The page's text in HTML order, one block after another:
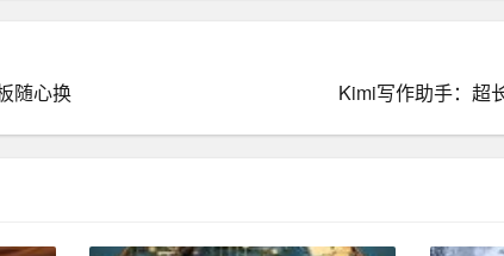
势
户可以快速找到写作素材，获取创作灵感，从而提高写作
提升个人或企业的品牌形象。
随心换 Kimi写作助手：超